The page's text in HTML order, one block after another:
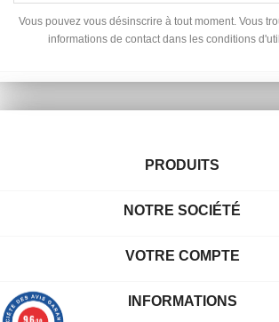
Vous pouvez vous désinscrire à tout moment. Vous
informations de contact dans les conditions
PRODUITS
NOTRE SOCIÉTÉ
VOTRE COMPTE
INFORMATIONS
9.6